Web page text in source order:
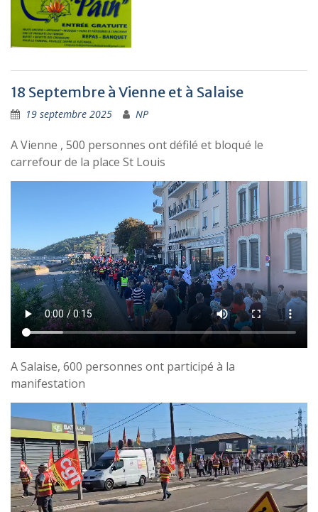
18 Septembre à Vienne et à Salaise
19 septembre 2025 NP
A Vienne , 500 personnes ont défilé et bloqué le
carrefour de la place St Louis
A Salaise, 600 personnes ont participé à la
manifestation